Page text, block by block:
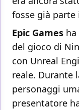
fosse già
Epic Games
del gioco di
con Unreal
reale. Durante
personaggi
presentatore